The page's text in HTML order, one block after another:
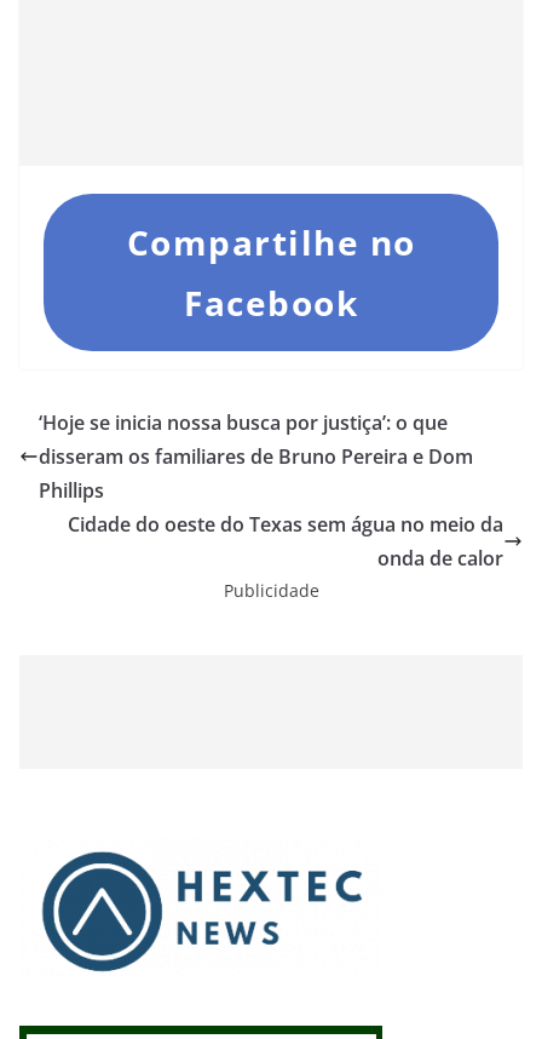
Compartilhe no
Facebook
‘Hoje se inicia nossa busca por justiça’: o que
disseram os familiares de Bruno Pereira e Dom
Phillips
Cidade do oeste do Texas sem água no meio da
onda de calor
Publicidade